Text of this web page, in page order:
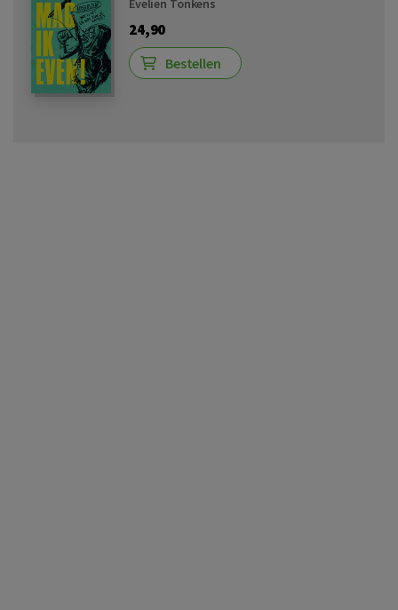
Evelien Tonkens
24,90
Bestellen